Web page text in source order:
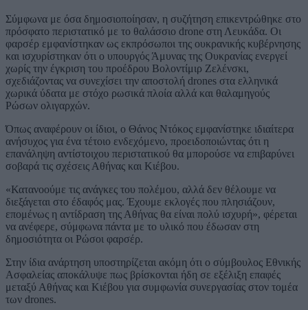
Σύμφωνα με όσα δημοσιοποίησαν, η συζήτηση επικεντρώθηκε στο
πρόσφατο περιστατικό με το θαλάσσιο drone στη Λευκάδα. Οι
φαρσέρ εμφανίστηκαν ως εκπρόσωποι της ουκρανικής κυβέρνησης
και ισχυρίστηκαν ότι ο υπουργός Άμυνας της Ουκρανίας ενεργεί
χωρίς την έγκριση του προέδρου Βολοντίμιρ Ζελένσκι,
σχεδιάζοντας να συνεχίσει την αποστολή drones στα ελληνικά
χωρικά ύδατα με στόχο ρωσικά πλοία αλλά και θαλαμηγούς
Ρώσων ολιγαρχών.
Όπως αναφέρουν οι ίδιοι, ο Θάνος Ντόκος εμφανίστηκε ιδιαίτερα
ανήσυχος για ένα τέτοιο ενδεχόμενο, προειδοποιώντας ότι η
επανάληψη αντίστοιχου περιστατικού θα μπορούσε να επιβαρύνει
σοβαρά τις σχέσεις Αθήνας και Κιέβου.
«Κατανοούμε τις ανάγκες του πολέμου, αλλά δεν θέλουμε να
διεξάγεται στο έδαφός μας. Έχουμε εκλογές που πλησιάζουν,
επομένως η αντίδραση της Αθήνας θα είναι πολύ ισχυρή», φέρεται
να ανέφερε, σύμφωνα πάντα με το υλικό που έδωσαν στη
δημοσιότητα οι Ρώσοι φαρσέρ.
Στην ίδια ανάρτηση υποστηρίζεται ακόμη ότι ο σύμβουλος Εθνικής
Ασφαλείας αποκάλυψε πως βρίσκονται ήδη σε εξέλιξη επαφές
μεταξύ Αθήνας και Κιέβου για συμφωνία συνεργασίας στον τομέα
των drones.